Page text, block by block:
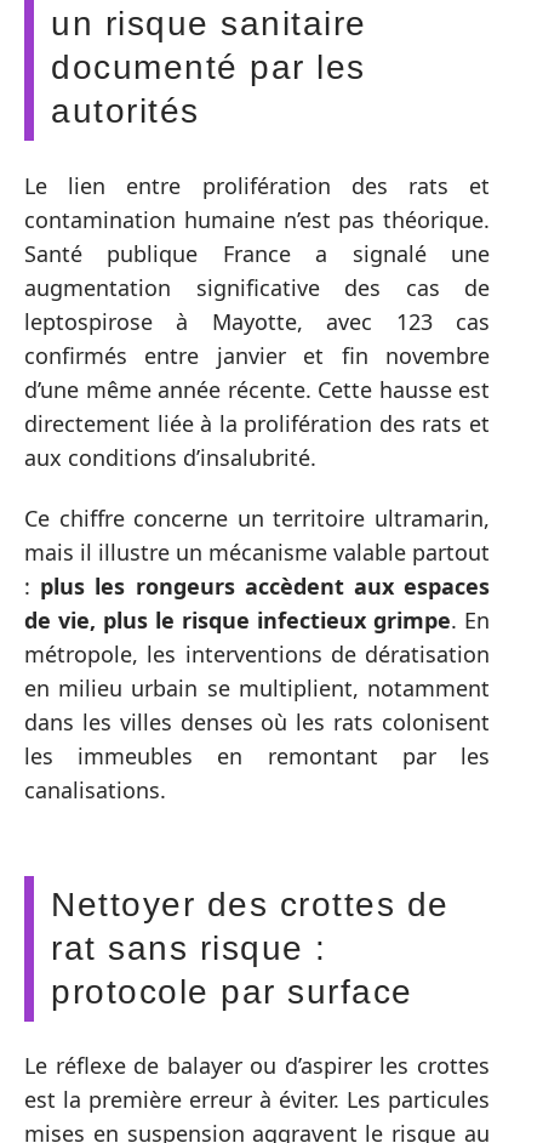
un risque sanitaire
documenté par les
autorités
Le lien entre prolifération des rats et
contamination humaine n’est pas théorique.
Santé publique France a signalé une
augmentation significative des cas de
leptospirose à Mayotte, avec 123 cas
confirmés entre janvier et fin novembre
d’une même année récente. Cette hausse est
directement liée à la prolifération des rats et
aux conditions d’insalubrité.
Ce chiffre concerne un territoire ultramarin,
mais il illustre un mécanisme valable partout
: plus les rongeurs accèdent aux espaces
de vie, plus le risque infectieux grimpe. En
métropole, les interventions de dératisation
en milieu urbain se multiplient, notamment
dans les villes denses où les rats colonisent
les immeubles en remontant par les
canalisations.
Nettoyer des crottes de
rat sans risque :
protocole par surface
Le réflexe de balayer ou d’aspirer les crottes
est la première erreur à éviter. Les particules
mises en suspension aggravent le risque au